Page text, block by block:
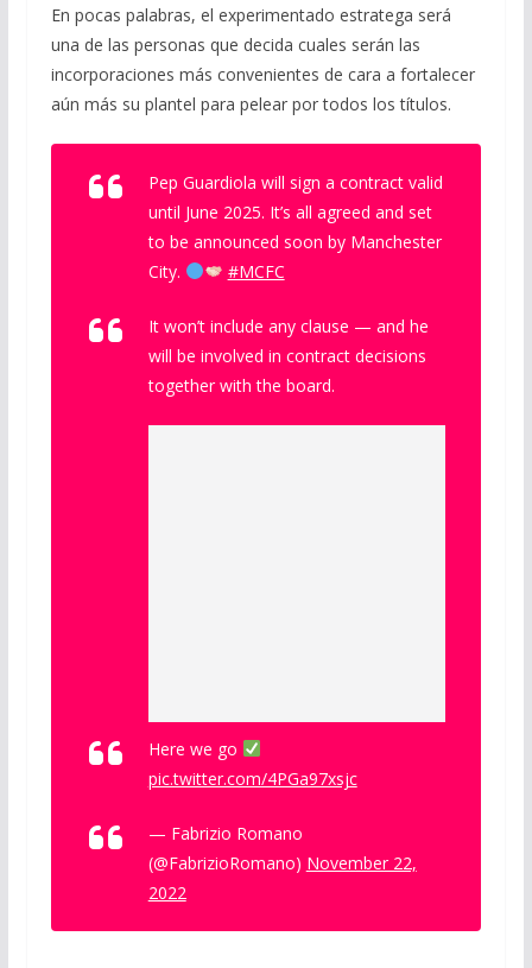
En pocas palabras, el experimentado estratega será
una de las personas que decida cuales serán las
incorporaciones más convenientes de cara a fortalecer
aún más su plantel para pelear por todos los títulos.
Pep Guardiola will sign a contract valid
until June 2025. It’s all agreed and set
to be announced soon by Manchester
City.
#MCFC
It won’t include any clause — and he
will be involved in contract decisions
together with the board.
Here we go
pic.twitter.com/4PGa97xsjc
— Fabrizio Romano
(@FabrizioRomano) November 22,
2022